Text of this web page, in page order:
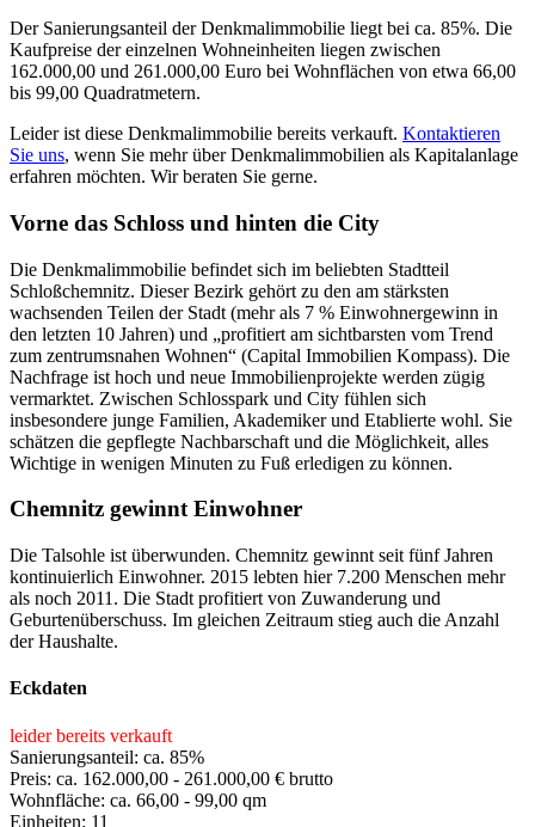
Der Sanierungsanteil der Denkmalimmobilie liegt bei ca. 85%. Die
Kaufpreise der einzelnen Wohneinheiten liegen zwischen
162.000,00 und 261.000,00 Euro bei Wohnflächen von etwa 66,00
bis 99,00 Quadratmetern.
Leider ist diese Denkmalimmobilie bereits verkauft. Kontaktieren
Sie uns, wenn Sie mehr über Denkmalimmobilien als Kapitalanlage
erfahren möchten. Wir beraten Sie gerne.
Vorne das Schloss und hinten die City
Die Denkmalimmobilie befindet sich im beliebten Stadtteil
Schloßchemnitz. Dieser Bezirk gehört zu den am stärksten
wachsenden Teilen der Stadt (mehr als 7 % Einwohnergewinn in
den letzten 10 Jahren) und „profitiert am sichtbarsten vom Trend
zum zentrumsnahen Wohnen“ (Capital Immobilien Kompass). Die
Nachfrage ist hoch und neue Immobilienprojekte werden zügig
vermarktet. Zwischen Schlosspark und City fühlen sich
insbesondere junge Familien, Akademiker und Etablierte wohl. Sie
schätzen die gepflegte Nachbarschaft und die Möglichkeit, alles
Wichtige in wenigen Minuten zu Fuß erledigen zu können.
Chemnitz gewinnt Einwohner
Die Talsohle ist überwunden. Chemnitz gewinnt seit fünf Jahren
kontinuierlich Einwohner. 2015 lebten hier 7.200 Menschen mehr
als noch 2011. Die Stadt profitiert von Zuwanderung und
Geburtenüberschuss. Im gleichen Zeitraum stieg auch die Anzahl
der Haushalte.
Eckdaten
leider bereits verkauft
Sanierungsanteil: ca. 85%
Preis: ca. 162.000,00 - 261.000,00 € brutto
Wohnfläche: ca. 66,00 - 99,00 qm
Einheiten: 11